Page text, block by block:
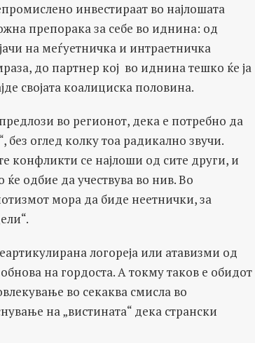
инвестираат во најлошата
препорака за себе во иднина: од
на меѓуетничка и интраетничка
до партнер кој во иднина тешко ќе ја
својата коалициска половина.
во регионот, дека е потребно да
оглед колку тоа радикално звучи.
конфликти се најлоши од сите други, и
одбие да учествува во нив. Во
мора да биде неетнички, за
логореја или атавизми од
на гордоста. А токму таков е обидот
во секаква смисла во
на „вистината“ дека странски